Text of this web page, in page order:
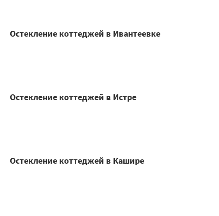
Остекление коттеджей в Ивантеевке
Остекление коттеджей в Истре
Остекление коттеджей в Кашире